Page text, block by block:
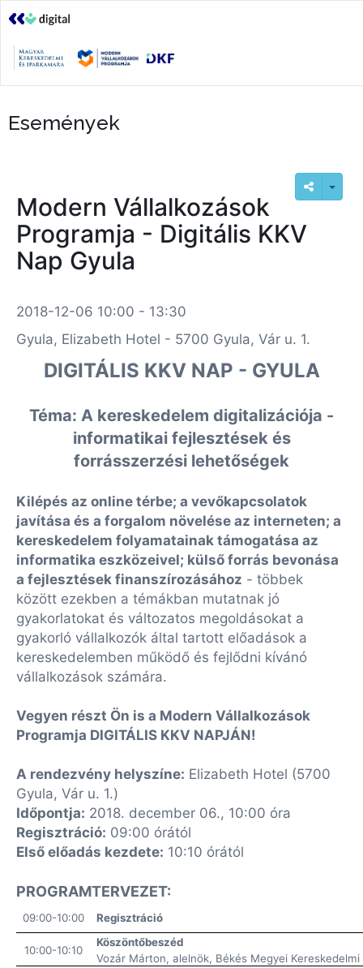
Események
Modern Vállalkozások
Programja - Digitális KKV
Nap Gyula
2018-12-06 10:00 - 13:30
Gyula, Elizabeth Hotel - 5700 Gyula, Vár u. 1.
DIGITÁLIS KKV NAP - GYULA
Téma: A kereskedelem digitalizációja -
informatikai fejlesztések és
forrásszerzési lehetőségek
Kilépés az online térbe; a vevőkapcsolatok
javítása és a forgalom növelése az interneten; a
kereskedelem folyamatainak támogatása az
informatika eszközeivel; külső forrás bevonása
a fejlesztések finanszírozásához - többek
között ezekben a témákban mutatnak jó
gyakorlatokat és változatos megoldásokat a
gyakorló vállalkozók által tartott előadások a
kereskedelemben működő és fejlődni kívánó
vállalkozások számára.
Vegyen részt Ön is a Modern Vállalkozások
Programja DIGITÁLIS KKV NAPJÁN!
A rendezvény helyszíne: Elizabeth Hotel (5700
Gyula, Vár u. 1.)
Időpontja: 2018. december 06., 10:00 óra
Regisztráció: 09:00 órától
Első előadás kezdete: 10:10 órától
PROGRAMTERVEZET:
09:00-10:00 Regisztráció
10:00-10:10
Köszöntőbeszéd
Vozár Márton, alelnök, Békés Megyei